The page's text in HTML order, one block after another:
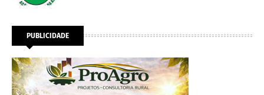
PUBLICIDADE